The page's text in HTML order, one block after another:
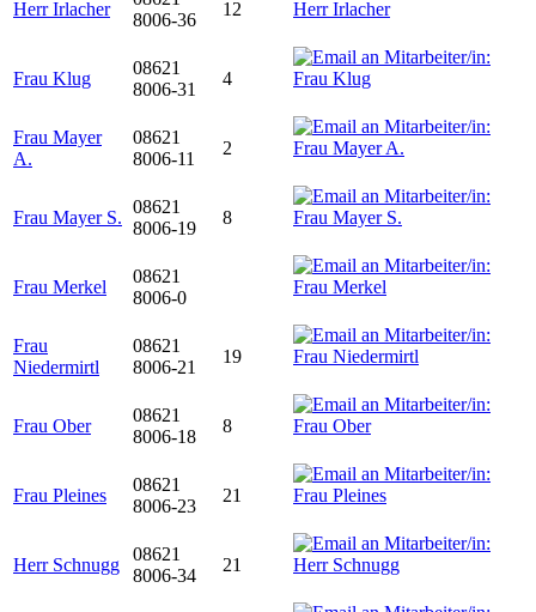
Herr Irlacher
8006-36
12
Frau Klug
08621
8006-31
4
Frau Mayer
A.
08621
8006-11
2
Frau Mayer S.
08621
8006-19
8
Frau Merkel
08621
8006-0
Frau
Niedermirtl
08621
8006-21
19
Frau Ober
08621
8006-18
8
Frau Pleines
08621
8006-23
21
Herr Schnugg
08621
8006-34
21